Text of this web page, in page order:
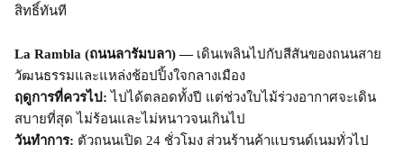
สิทธิ์ทันที
La Rambla (ถนนลารัมบลา) — เดินเพลินไปกับสีสันของถนนสาย
วัฒนธรรมและแหล่งช้อปปิ้งใจกลางเมือง
ฤดูการที่ควรไป: ไปได้ตลอดทั้งปี แต่ช่วงใบไม้ร่วงอากาศจะเดิน
สบายที่สุด ไม่ร้อนและไม่หนาวจนเกินไป
วันทำการ: ตัวถนนเปิด 24 ชั่วโมง ส่วนร้านค้าแบรนด์เนมทั่วไป